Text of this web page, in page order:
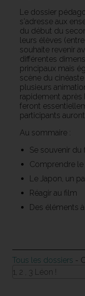
Le dossier
s'adresse aux
du début du
leurs élèves
souhaite revenir
différentes
principaux mais
scène du
plusieurs
rapidement après
feront
participants
Au sommaire :
Se souvenir du
Comprendre
Le Japon, un
Réagir au film
Des éléments
Tous les dossiers -
1, 2 , 3 Léon !